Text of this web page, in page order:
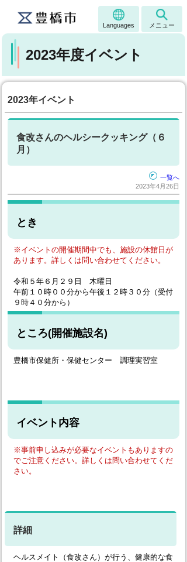
Languages メニュー
2023年度イベント
2023年イベント
食改さんのヘルシークッキング（６
月）
一覧へ
2023年4月26日
とき
※イベントの開催期間中でも、施設の休館日が
あります。詳しくは問い合わせてください。
令和５年６月２９日 木曜日
午前１０時００分から午後１２時３０分（受付
９時４０分から）
ところ(開催施設名)
豊橋市保健所・保健センター 調理実習室
イベント内容
※事前申し込みが必要なイベントもありますの
でご注意ください。詳しくは問い合わせてくだ
さい。
詳細
ヘルスメイト（食改さん）が行う、健康的な食